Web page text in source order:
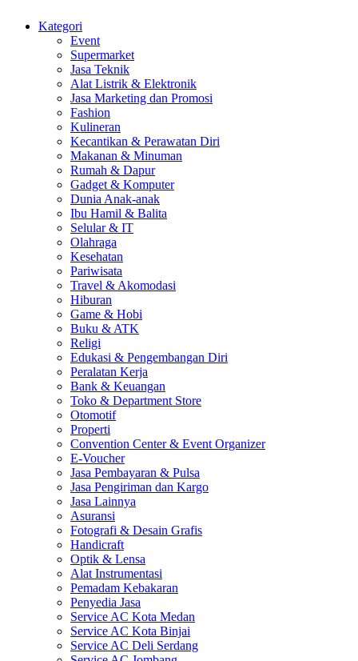
Kategori
Event
Supermarket
Jasa Teknik
Alat Listrik & Elektronik
Jasa Marketing dan Promosi
Fashion
Kulineran
Kecantikan & Perawatan Diri
Makanan & Minuman
Rumah & Dapur
Gadget & Komputer
Dunia Anak-anak
Ibu Hamil & Balita
Selular & IT
Olahraga
Kesehatan
Pariwisata
Travel & Akomodasi
Hiburan
Game & Hobi
Buku & ATK
Religi
Edukasi & Pengembangan Diri
Peralatan Kerja
Bank & Keuangan
Toko & Department Store
Otomotif
Properti
Convention Center & Event Organizer
E-Voucher
Jasa Pembayaran & Pulsa
Jasa Pengiriman dan Kargo
Jasa Lainnya
Asuransi
Fotografi & Desain Grafis
Handicraft
Optik & Lensa
Alat Instrumentasi
Pemadam Kebakaran
Penyedia Jasa
Service AC Kota Medan
Service AC Kota Binjai
Service AC Deli Serdang